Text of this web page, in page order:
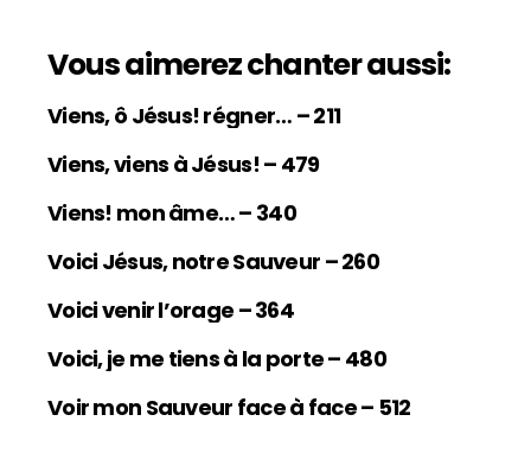
Vous aimerez chanter aussi:
Viens, ô Jésus! régner… – 211
Viens, viens à Jésus! – 479
Viens! mon âme… – 340
Voici Jésus, notre Sauveur – 260
Voici venir l’orage – 364
Voici, je me tiens à la porte – 480
Voir mon Sauveur face à face – 512